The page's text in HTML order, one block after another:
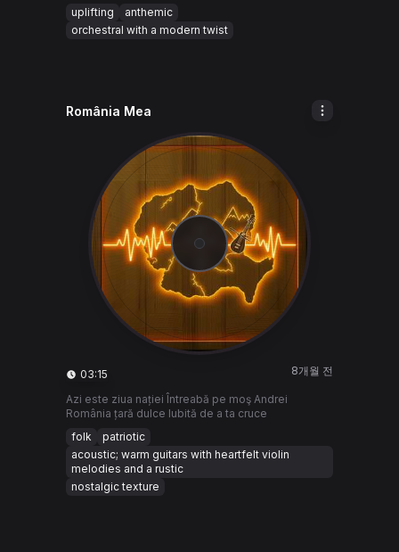
uplifting
anthemic
orchestral with a modern twist
România Mea
03:15 8개월 전
Azi este ziua nației Întreabă pe moş Andrei
România țară dulce Iubită de a ta cruce
folk
patriotic
acoustic; warm guitars with heartfelt violin
melodies and a rustic
nostalgic texture